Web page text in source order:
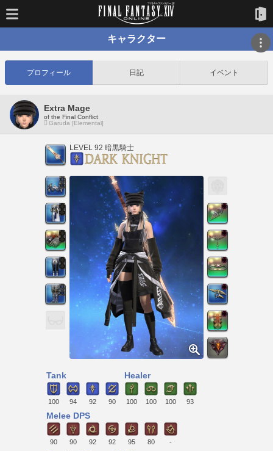
キャラクター
プロフィール 日記 イベント
Extra Mage
of the Final Conflict
Garuda [Elemental]
LEVEL 92 暗黒騎士
Tank
100 94 92 90
Healer
100 100 100 93
Melee DPS
90 90 92 92 95 80 -